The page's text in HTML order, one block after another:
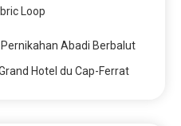
Loop
Abadi Berbalut
Hotel du Cap-Ferrat